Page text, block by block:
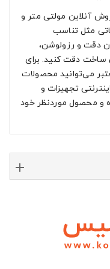
آنلاین مولتی متر و
مثل تناسب
دقت و رزولوشن،
ساخت دقت کنید. برای
می‌توانید محصولات
تجهیزات و
و محصول موردنظر خود